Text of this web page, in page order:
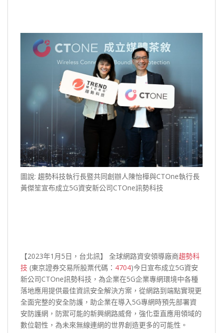
圖說: 趨勢科技執行長暨共同創辦人陳怡樺與CTOne執行長
黃傑笙宣布成立5G資安新公司CTOne訊勢科技
【2023年1月5日，台北訊】 全球網路資安領導廠商趨勢科
技 (東京證券交易所股票代碼： 4704)今日宣布成立5G資安
新公司CTOne訊勢科技，為企業在5G企業專網環境中各種
落地應用提供最佳資訊安全解決方案，從網路到端點實現更
全面完整的安全防護，助企業在導入5G專網時預先部署資
安防護網，防禦可能的新興網路威脅，強化垂直應用領域的
數位韌性，為未來無線連網的世界創造更多的可能性。